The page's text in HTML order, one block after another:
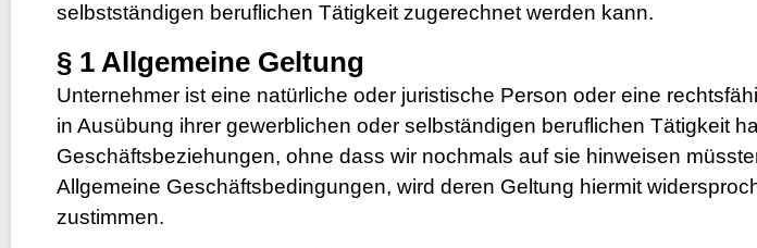
selbstständigen beruflichen Tätigkeit zugerechnet werden kann.
§ 1 Allgemeine Geltung
Unternehmer ist eine natürliche oder juristische Person oder eine
in Ausübung ihrer gewerblichen oder selbständigen beruflichen Tätigkeit
Geschäftsbeziehungen, ohne dass wir nochmals auf sie hinweisen
Allgemeine Geschäftsbedingungen, wird deren Geltung hiermit
zustimmen.